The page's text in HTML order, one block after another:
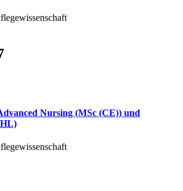
Nursing (MSc (CE)) und